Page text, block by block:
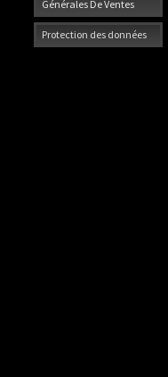
Générales De Ventes
Protection des données